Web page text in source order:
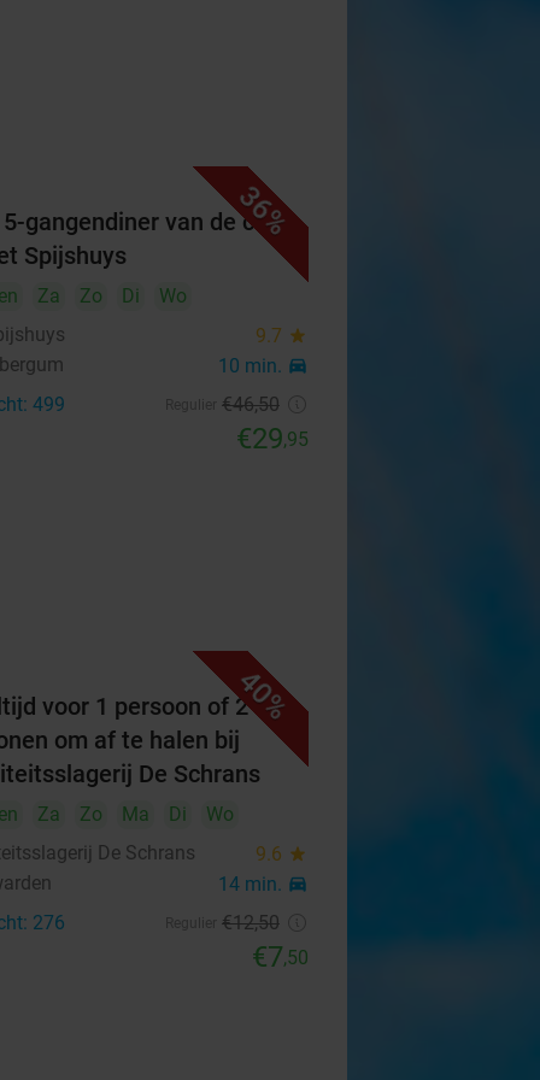
36%
gangendiner van de chef
Spijshuys
Za Zo Di
Wo
9.7 star
10 min. directions_car
499 €46,50
€29,95
40%
voor 1 persoon of 2
om af te halen bij
De Schrans
Za Zo Ma Di
Wo
De Schrans
9.6 star
14 min. directions_car
276 €12,50
€7,50